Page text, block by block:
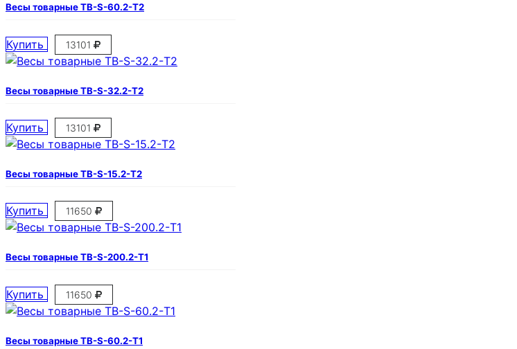
Весы товарные ТВ-S-60.2-Т2
Купить 13101
Весы товарные ТВ-S-32.2-Т2
Купить 13101
Весы товарные ТВ-S-15.2-Т2
Купить 11650
Весы товарные ТВ-S-200.2-Т1
Купить 11650
Весы товарные ТВ-S-60.2-Т1